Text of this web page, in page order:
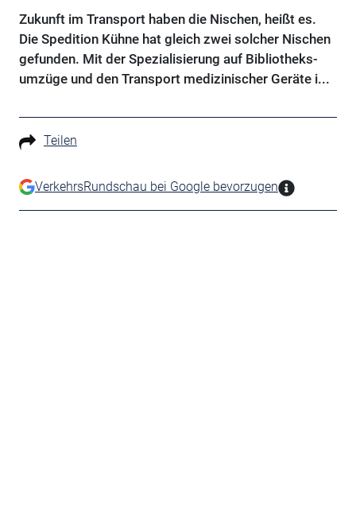
Zukunft im Transport haben die Nischen, heißt es.
Die Spedition Kühne hat gleich zwei solcher Nischen
gefunden. Mit der Spezialisierung auf Bibliotheks-
umzüge und den Transport medizinischer Geräte i...
Teilen
VerkehrsRundschau bei Google bevorzugen